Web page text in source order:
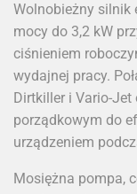
Wolnobieżny silnik
mocy do 3,2 kW
ciśnieniem
wydajnej pracy.
Dirtkiller i Vario-
porządkowym do
urządzeniem
Mosiężna pompa,